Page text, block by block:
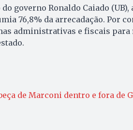
governo Ronaldo Caiado
76,8% da arrecadação. Por
administrativas e fiscais para
de Marconi dentro e fora de